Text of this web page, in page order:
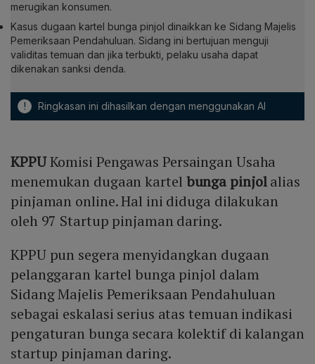
merugikan konsumen.
Kasus dugaan kartel bunga pinjol dinaikkan ke Sidang Majelis
Pemeriksaan Pendahuluan. Sidang ini bertujuan menguji
validitas temuan dan jika terbukti, pelaku usaha dapat
dikenakan sanksi denda.
! Ringkasan ini dihasilkan dengan menggunakan AI
KPPUKomisi Pengawas Persaingan Usaha
menemukan dugaan kartel bunga pinjolalias
pinjaman online. Hal ini diduga dilakukan
oleh 97 Startup pinjaman daring.
KPPU pun segera menyidangkan dugaan
pelanggaran kartel bunga pinjol dalam
Sidang Majelis Pemeriksaan Pendahuluan
sebagai eskalasi serius atas temuan indikasi
pengaturan bunga secara kolektif di kalangan
startup pinjaman daring.